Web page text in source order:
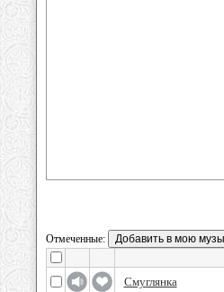
Отмеченные:
Смуглянка